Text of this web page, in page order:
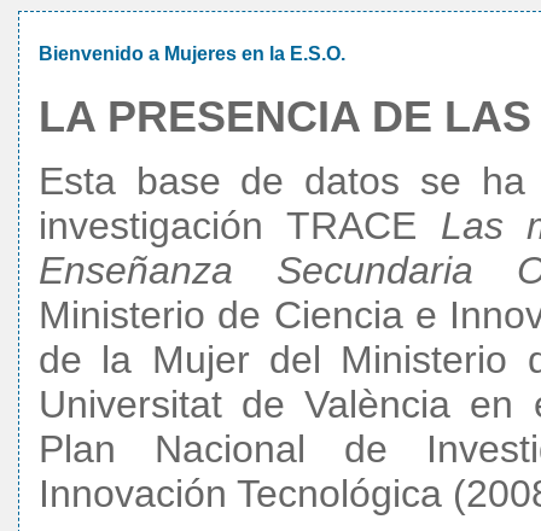
Bienvenido a Mujeres en la E.S.O.
LA PRESENCIA DE
Esta base de datos se ha
investigación TRACE Las
Enseñanza Secundaria
Ministerio de Ciencia e
de la Mujer del Ministerio
Universitat de València
Plan Nacional de
Innovación Tecnológica